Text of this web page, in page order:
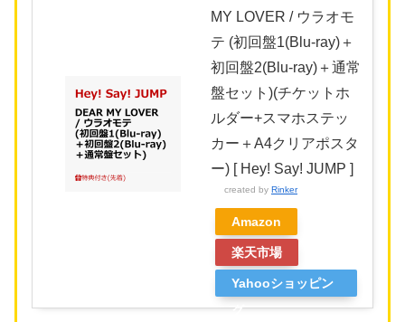
MY LOVER / ウラオモ
テ (初回盤1(Blu-ray)＋
初回盤2(Blu-ray)＋通常
盤セット)(チケットホ
ルダー+スマホステッ
カー＋A4クリアポスタ
ー) [ Hey! Say! JUMP ]
created by Rinker
Amazon
楽天市場
Yahooショッピン
グ